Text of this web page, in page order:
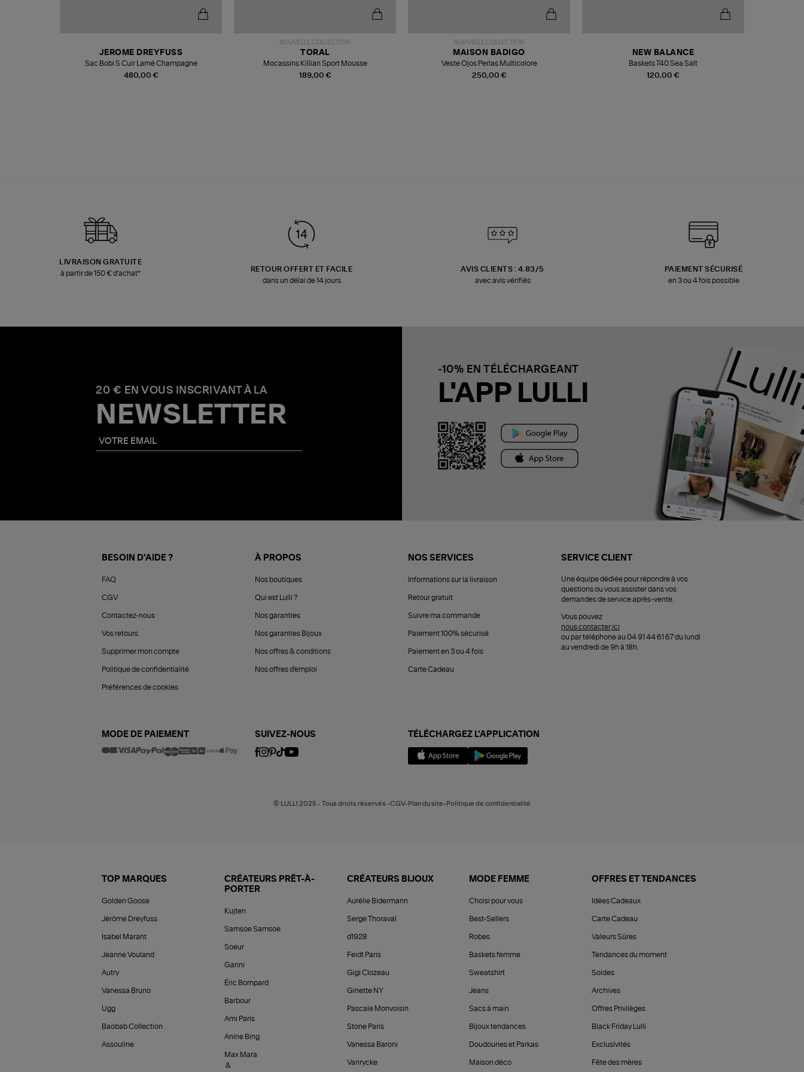
480,00 €
JEROME DREYFUSS
Sac Bobi S Cuir Lamé Champagne
NOUVELLE COLLECTION
189,00 €
TORAL
Mocassins Killian Sport Mousse
NOUVELLE COLLECTION
250,00 €
MAISON BADIGO
Veste Ojos Perlas Multicolore
120,00 €
NEW BALANCE
Baskets 740 Sea Salt
LIVRAISON GRATUITE
à partir de 150 € d'achat*
RETOUR OFFERT ET FACILE
dans un délai de 14 jours
AVIS CLIENTS : 4.83/5
avec avis vérifiés
PAIEMENT SÉCURISÉ
en 3 ou 4 fois possible
20 € EN VOUS INSCRIVANT À LA
NEWSLETTER
-10% EN TÉLÉCHARGEANT
L'APP LULLI
BESOIN D'AIDE ?
FAQ
CGV
Contactez-nous
Vos retours
Supprimer mon compte
Politique de confidentialité
Préférences de cookies
À PROPOS
Nos boutiques
Qui est Lulli ?
Nos garanties
Nos garanties Bijoux
Nos offres & conditions
Nos offres d'emploi
NOS SERVICES
Informations sur la livraison
Retour gratuit
Suivre ma commande
Paiement 100% sécurisé
Paiement en 3 ou 4 fois
Carte Cadeau
SERVICE CLIENT
Une équipe dédiée pour répondre à vos
questions ou vous assister dans vos
demandes de service après-vente.
Vous pouvez
nous contacter ici
ou par téléphone au 04 91 44 61 67 du lundi
au vendredi de 9h à 18h.
MODE DE PAIEMENT SUIVEZ-NOUS TÉLÉCHARGEZ L'APPLICATION
© LULLI 2025 - Tous droits réservés -CGV-Plan du site-Politique de confidentialité
TOP MARQUES
Golden Goose
Jérôme Dreyfuss
Isabel Marant
Jeanne Vouland
Autry
Vanessa Bruno
Ugg
Baobab Collection
Assouline
CRÉATEURS PRÊT-À-
PORTER
Kujten
Samsoe Samsoe
Soeur
Ganni
Éric Bompard
Barbour
Ami Paris
Anine Bing
Max Mara
&
CRÉATEURS BIJOUX
Aurélie Bidermann
Serge Thoraval
d1928
Feidt Paris
Gigi Clozeau
Ginette NY
Pascale Monvoisin
Stone Paris
Vanessa Baroni
Vanrycke
MODE FEMME
Choisi pour vous
Best-Sellers
Robes
Baskets femme
Sweatshirt
Jeans
Sacs à main
Bijoux tendances
Doudounes et Parkas
Maison déco
OFFRES ET TENDANCES
Idées Cadeaux
Carte Cadeau
Valeurs Sûres
Tendances du moment
Soldes
Archives
Offres Privilèges
Black Friday Lulli
Exclusivités
Fête des mères